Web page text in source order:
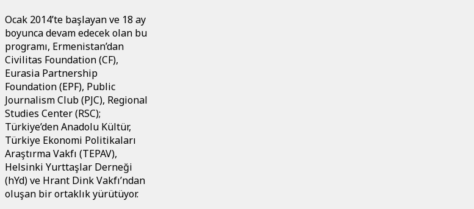
Ocak 2014’te başlayan ve 18 ay
boyunca devam edecek olan bu
programı, Ermenistan’dan
Civilitas Foundation (CF),
Eurasia Partnership
Foundation (EPF), Public
Journalism Club (PJC), Regional
Studies Center (RSC);
Türkiye’den Anadolu Kültür,
Türkiye Ekonomi Politikaları
Araştırma Vakfı (TEPAV),
Helsinki Yurttaşlar Derneği
(hYd) ve Hrant Dink Vakfı’ndan
oluşan bir ortaklık yürütüyor.